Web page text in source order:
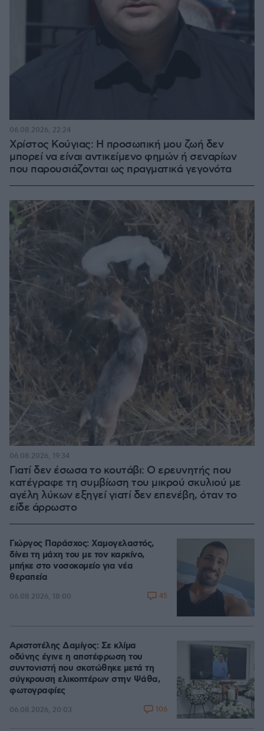
Χρίστος Κούγιας: Η προσωπική μου ζωή δεν
μπορεί να είναι αντικείμενο φημών ή σεναρίων
που παρουσιάζονται ως πραγματικά γεγονότα
06.08.2026, 22:24
Γιατί δεν έσωσα το κουτάβι: Ο ερευνητής που
κατέγραφε τη συμβίωση του μικρού σκυλιού με
αγέλη λύκων εξηγεί γιατί δεν επενέβη, όταν το
είδε άρρωστο
06.08.2026, 19:34
Γιώργος Παράσχος: Χαμογελαστός,
δίνει τη μάχη του με τον καρκίνο,
μπήκε στο νοσοκομείο για νέα
θεραπεία
06.08.2026, 18:00 45
Αριστοτέλης Δαμίγος: Σε κλίμα
οδύνης έγινε η αποτέφρωση του
συντονιστή που σκοτώθηκε μετά τη
σύγκρουση ελικοπτέρων στην Ψάθα,
φωτογραφίες
06.08.2026, 20:03 106